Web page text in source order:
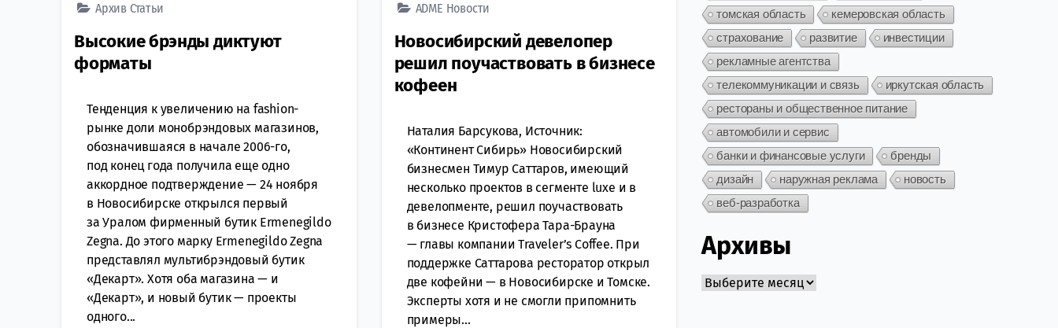
Архив Статьи
Высокие брэнды диктуют
форматы
Тенденция к увеличению на fashion-
рынке доли монобрэндовых магазинов,
обозначившаяся в начале 2006-го,
под конец года получила еще одно
аккордное подтверждение — 24 ноября
в Новосибирске открылся первый
за Уралом фирменный бутик Ermenegildo
Zegna. До этого марку Ermenegildo Zegna
представлял мультибрэндовый бутик
«Декарт». Хотя оба магазина — и
«Декарт», и новый бутик — проекты
одного...
ADME Новости
Новосибирский девелопер
решил поучаствовать в бизнесе
кофеен
Наталия Барсукова, Источник:
«Континент Сибирь» Новосибирский
бизнесмен Тимур Саттаров, имеющий
несколько проектов в сегменте luxе и в
девелопменте, решил поучаствовать
в бизнесе Кристофера Тара-Брауна
— главы компании Traveler’s Coffee. При
поддержке Саттарова ресторатор открыл
две кофейни — в Новосибирске и Томске.
Эксперты хотя и не смогли припомнить
примеры...
томская область
кемеровская область
страхование
развитие
инвестиции
рекламные агентства
телекоммуникации и связь
иркутская область
рестораны и общественное питание
автомобили и сервис
банки и финансовые услуги
бренды
дизайн
наружная реклама
новость
веб-разработка
Архивы
Архивы